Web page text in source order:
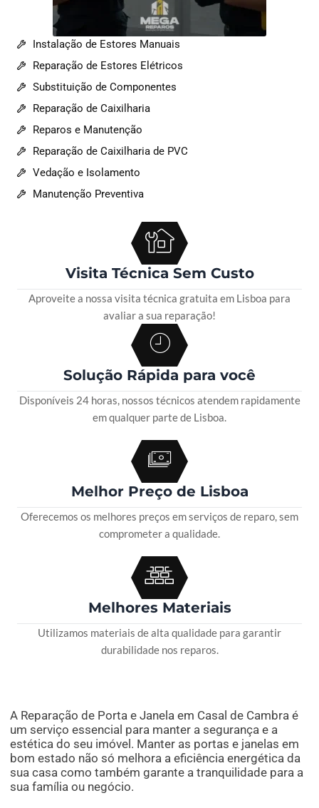
Instalação de Estores Manuais
Reparação de Estores Elétricos
Substituição de Componentes
Reparação de Caixilharia
Reparos e Manutenção
Reparação de Caixilharia de PVC
Vedação e Isolamento
Manutenção Preventiva
Visita Técnica Sem Custo
Aproveite a nossa visita técnica gratuita em Lisboa para
avaliar a sua reparação!
Solução Rápida para você
Disponíveis 24 horas, nossos técnicos atendem rapidamente
em qualquer parte de Lisboa.
Melhor Preço de Lisboa
Oferecemos os melhores preços em serviços de reparo, sem
comprometer a qualidade.
Melhores Materiais
Utilizamos materiais de alta qualidade para garantir
durabilidade nos reparos.
A Reparação de Porta e Janela em Casal de Cambra é
um serviço essencial para manter a segurança e a
estética do seu imóvel. Manter as portas e janelas em
bom estado não só melhora a eficiência energética da
sua casa como também garante a tranquilidade para a
sua família ou negócio.